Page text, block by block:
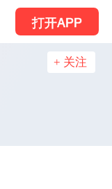
打开APP
+ 关注